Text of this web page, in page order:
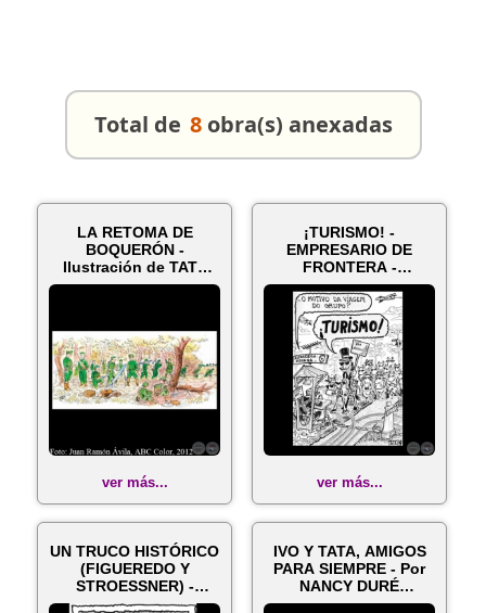
Total de 8 obra(s) anexadas
LA RETOMA DE
BOQUERÓN -
Ilustración de TATA
FERREIRA
ver más...
¡TURISMO! -
EMPRESARIO DE
FRONTERA -
Caricatura de TATA
FERREIRA
ver más...
UN TRUCO HISTÓRICO
(FIGUEREDO Y
STROESSNER) -
Caricatura de TATA ...
IVO Y TATA, AMIGOS
PARA SIEMPRE - Por
NANCY DURÉ
CÁCERES, ABC COL...